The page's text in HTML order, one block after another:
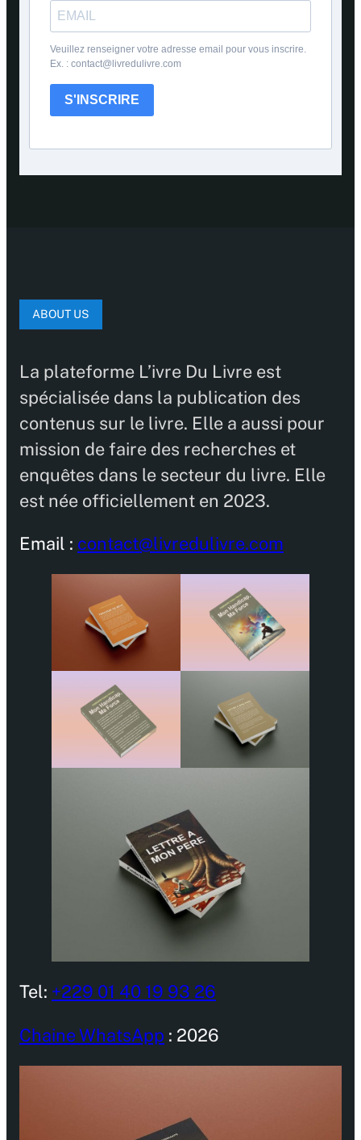
Veuillez renseigner votre adresse email pour vous inscrire.
Ex. : contact@livredulivre.com
S'INSCRIRE
ABOUT US
La plateforme L’ivre Du Livre est
spécialisée dans la publication des
contenus sur le livre. Elle a aussi pour
mission de faire des recherches et
enquêtes dans le secteur du livre. Elle
est née officiellement en 2023.
Email : contact@livredulivre.com
Tel: +229 01 40 19 93 26
Chaine WhatsApp : 2026